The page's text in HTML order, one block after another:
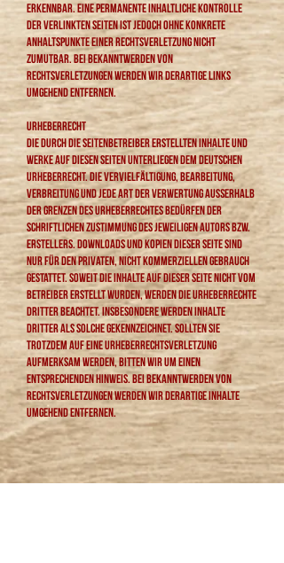
erkennbar. Eine permanente inhaltliche Kontrolle
der verlinkten Seiten ist jedoch ohne konkrete
Anhaltspunkte einer Rechtsverletzung nicht
zumutbar. Bei Bekanntwerden von
Rechtsverletzungen werden wir derartige Links
umgehend entfernen.
Urheberrecht
Die durch die Seitenbetreiber erstellten Inhalte und
Werke auf diesen Seiten unterliegen dem deutschen
Urheberrecht. Die Vervielfältigung, Bearbeitung,
Verbreitung und jede Art der Verwertung außerhalb
der Grenzen des Urheberrechtes bedürfen der
schriftlichen Zustimmung des jeweiligen Autors bzw.
Erstellers. Downloads und Kopien dieser Seite sind
nur für den privaten, nicht kommerziellen Gebrauch
gestattet. Soweit die Inhalte auf dieser Seite nicht vom
Betreiber erstellt wurden, werden die Urheberrechte
Dritter beachtet. Insbesondere werden Inhalte
Dritter als solche gekennzeichnet. Sollten Sie
trotzdem auf eine Urheberrechtsverletzung
aufmerksam werden, bitten wir um einen
entsprechenden Hinweis. Bei Bekanntwerden von
Rechtsverletzungen werden wir derartige Inhalte
umgehend entfernen.